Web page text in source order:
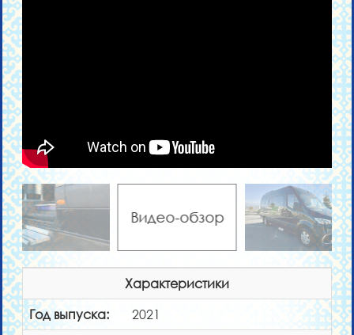
Видео-обзор
Характеристики
Год выпуска:
2021